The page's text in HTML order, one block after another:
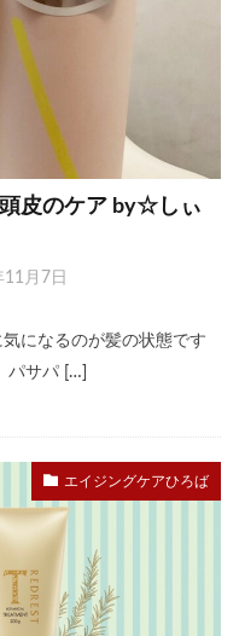
皮のケア by☆しぃ
月7日
になるのが髪の状態です
パサパ […]
エイジングケアひろば